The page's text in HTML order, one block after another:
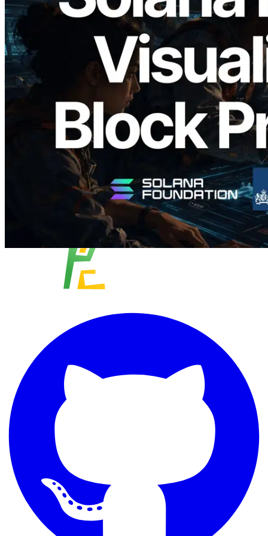
2026.05.24
Validators Solutions ने Solana Block
Analyzer लॉन्च किया — प्रति-slot ब्लॉक
उत्पादन समय और नियुक्त वैलिडेटर का
विज़ुअलाइज़ेशन